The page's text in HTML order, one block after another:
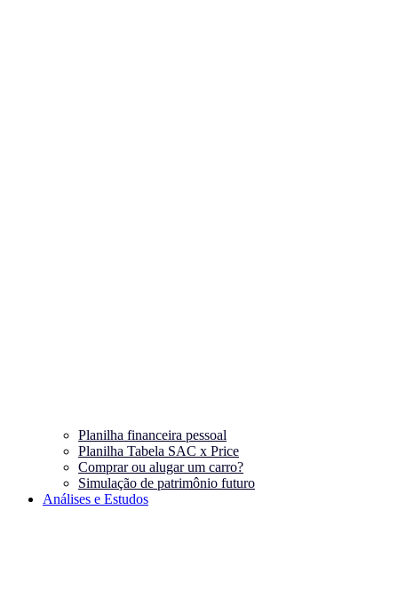
Planilha financeira pessoal
Planilha Tabela SAC x Price
Comprar ou alugar um carro?
Simulação de patrimônio futuro
Análises e Estudos